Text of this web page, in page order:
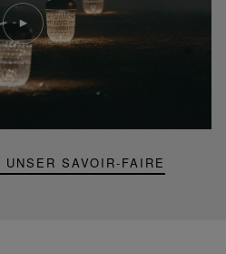
SAVOIR-FAIRE
abspielen
YouTube-
Video,
Folia
Mini-
Portable-